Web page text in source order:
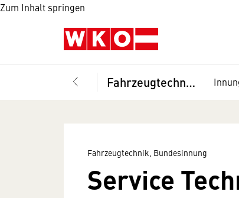
Zum Inhalt springen
Fahrzeugtechnik, Bundesinnung
Fahrzeugtechnik, Bundesinnung
Service